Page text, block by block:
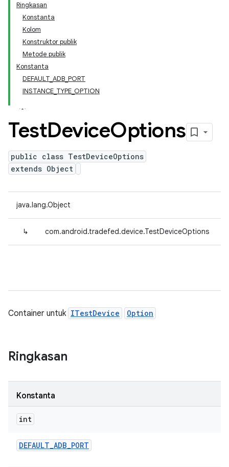
Ringkasan
Konstanta
Kolom
Konstruktor publik
Metode publik
Konstanta
DEFAULT_ADB_PORT
INSTANCE_TYPE_OPTION
TestDeviceOptions
public class TestDeviceOptions
extends Object
java.lang.Object
↳ com.android.tradefed.device.TestDeviceOptions
Container untuk ITestDevice Option
Ringkasan
Konstanta
int
DEFAULT_ADB_PORT